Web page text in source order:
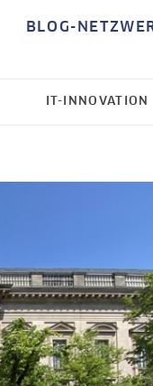
BLOG-
IT-INNOVATION